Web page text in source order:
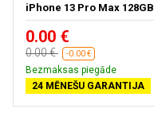
iPhone 13 Pro Max 128GB
0.00 €
0.00 € -0.00 €
Bezmaksas piegāde
24 MĒNEŠU GARANTIJA